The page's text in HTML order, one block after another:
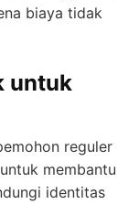
biaya tidak
untuk
reguler
membantu
identitas